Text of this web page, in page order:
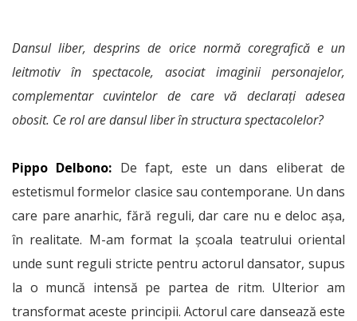
Dansul liber, desprins de orice normă coregrafică e un
leitmotiv în spectacole, asociat imaginii personajelor,
complementar cuvintelor de care vă declarați adesea
obosit. Ce rol are dansul liber în structura spectacolelor?
Pippo Delbono: De fapt, este un dans eliberat de
estetismul formelor clasice sau contemporane. Un dans
care pare anarhic, fără reguli, dar care nu e deloc așa,
în realitate. M-am format la școala teatrului oriental
unde sunt reguli stricte pentru actorul dansator, supus
la o muncă intensă pe partea de ritm. Ulterior am
transformat aceste principii. Actorul care dansează este